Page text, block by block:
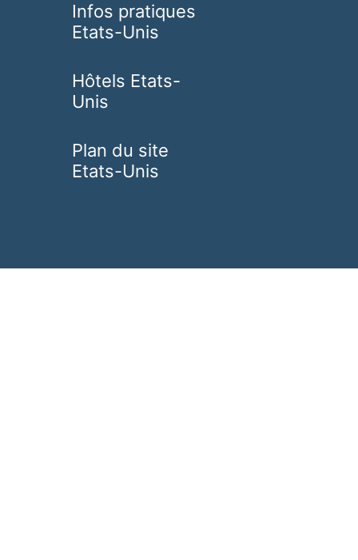
Infos pratiques
Etats-Unis
Hôtels Etats-
Unis
Plan du site
Etats-Unis